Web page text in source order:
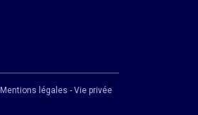
Mentions légales - Vie privée